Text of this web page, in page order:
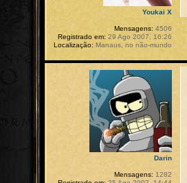
Youkai X
Mensagens: 4506
Registrado em: 29 Ago 2007, 16:26
Localização: Manaus, no não-mundo
Darin
Mensagens: 1282